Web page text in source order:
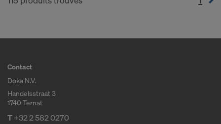
Contact
Doka N.V.
Handelsstraat 3
1740 Ternat
T+32 2 582 0270